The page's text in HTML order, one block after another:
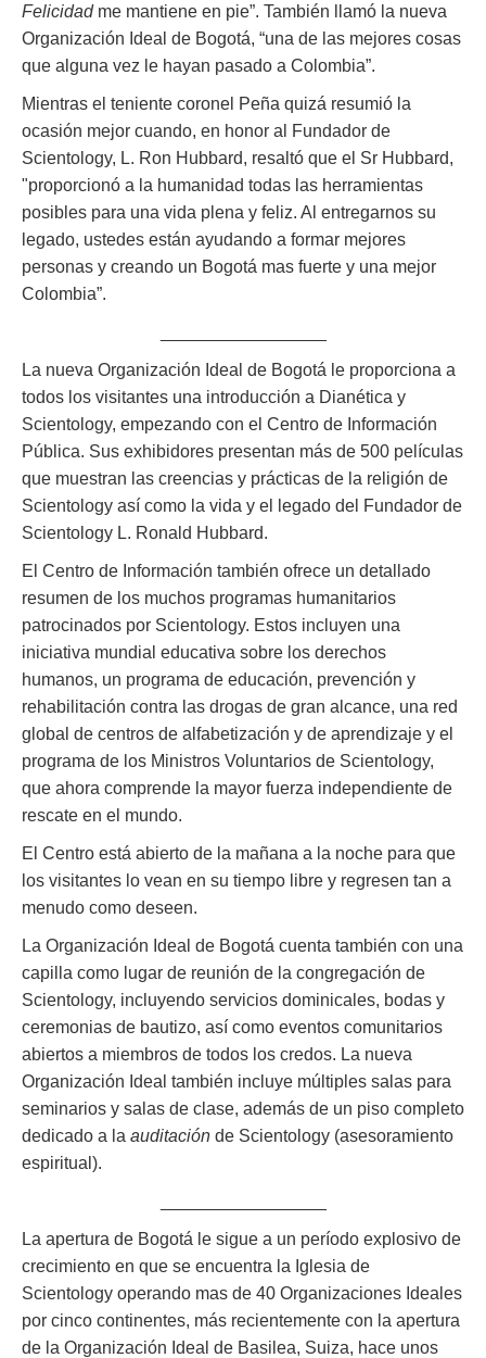
Felicidad me mantiene en pie”. También llamó la nueva
Organización Ideal de Bogotá, “una de las mejores cosas
que alguna vez le hayan pasado a Colombia”.
Mientras el teniente coronel Peña quizá resumió la
ocasión mejor cuando, en honor al Fundador de
Scientology, L. Ron Hubbard, resaltó que el Sr Hubbard,
"proporcionó a la humanidad todas las herramientas
posibles para una vida plena y feliz. Al entregarnos su
legado, ustedes están ayudando a formar mejores
personas y creando un Bogotá mas fuerte y una mejor
Colombia”.
La nueva Organización Ideal de Bogotá le proporciona a
todos los visitantes una introducción a Dianética y
Scientology, empezando con el Centro de Información
Pública. Sus exhibidores presentan más de 500 películas
que muestran las creencias y prácticas de la religión de
Scientology así como la vida y el legado del Fundador de
Scientology L. Ronald Hubbard.
El Centro de Información también ofrece un detallado
resumen de los muchos programas humanitarios
patrocinados por Scientology. Estos incluyen una
iniciativa mundial educativa sobre los derechos
humanos, un programa de educación, prevención y
rehabilitación contra las drogas de gran alcance, una red
global de centros de alfabetización y de aprendizaje y el
programa de los Ministros Voluntarios de Scientology,
que ahora comprende la mayor fuerza independiente de
rescate en el mundo.
El Centro está abierto de la mañana a la noche para que
los visitantes lo vean en su tiempo libre y regresen tan a
menudo como deseen.
La Organización Ideal de Bogotá cuenta también con una
capilla como lugar de reunión de la congregación de
Scientology, incluyendo servicios dominicales, bodas y
ceremonias de bautizo, así como eventos comunitarios
abiertos a miembros de todos los credos. La nueva
Organización Ideal también incluye múltiples salas para
seminarios y salas de clase, además de un piso completo
dedicado a la auditación de Scientology (asesoramiento
espiritual).
La apertura de Bogotá le sigue a un período explosivo de
crecimiento en que se encuentra la Iglesia de
Scientology operando mas de 40 Organizaciones Ideales
por cinco continentes, más recientemente con la apertura
de la Organización Ideal de Basilea, Suiza, hace unos